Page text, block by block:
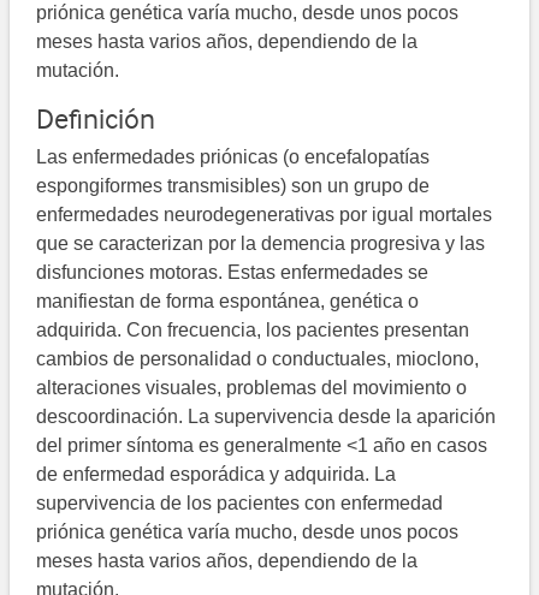
priónica genética varía mucho, desde unos pocos
meses hasta varios años, dependiendo de la
mutación.
Definición
Las enfermedades priónicas (o encefalopatías
espongiformes transmisibles) son un grupo de
enfermedades neurodegenerativas por igual mortales
que se caracterizan por la demencia progresiva y las
disfunciones motoras. Estas enfermedades se
manifiestan de forma espontánea, genética o
adquirida. Con frecuencia, los pacientes presentan
cambios de personalidad o conductuales, mioclono,
alteraciones visuales, problemas del movimiento o
descoordinación. La supervivencia desde la aparición
del primer síntoma es generalmente <1 año en casos
de enfermedad esporádica y adquirida. La
supervivencia de los pacientes con enfermedad
priónica genética varía mucho, desde unos pocos
meses hasta varios años, dependiendo de la
mutación.